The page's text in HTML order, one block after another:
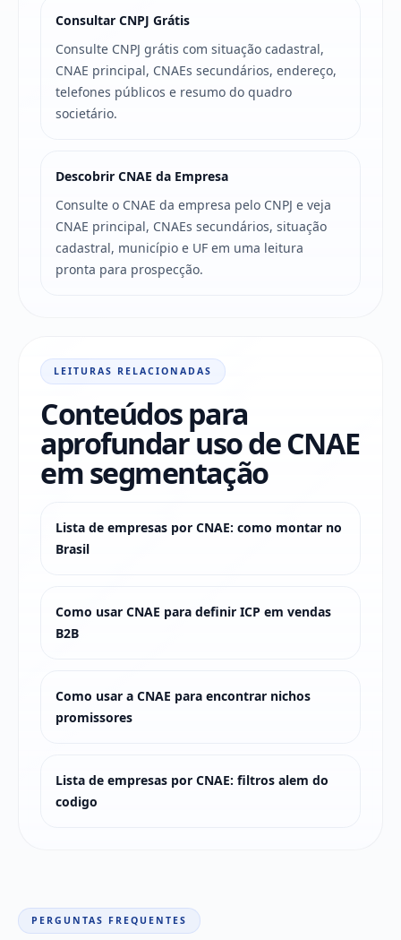
Consultar CNPJ Grátis
Consulte CNPJ grátis com situação cadastral,
CNAE principal, CNAEs secundários, endereço,
telefones públicos e resumo do quadro
societário.
Descobrir CNAE da Empresa
Consulte o CNAE da empresa pelo CNPJ e veja
CNAE principal, CNAEs secundários, situação
cadastral, município e UF em uma leitura
pronta para prospecção.
LEITURAS RELACIONADAS
Conteúdos para
aprofundar uso de CNAE
em segmentação
Lista de empresas por CNAE: como montar no
Brasil
Como usar CNAE para definir ICP em vendas
B2B
Como usar a CNAE para encontrar nichos
promissores
Lista de empresas por CNAE: filtros alem do
codigo
PERGUNTAS FREQUENTES